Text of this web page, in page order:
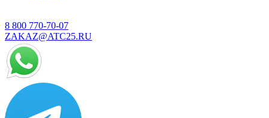
8 800 770-70-07
ZAKAZ@ATC25.RU